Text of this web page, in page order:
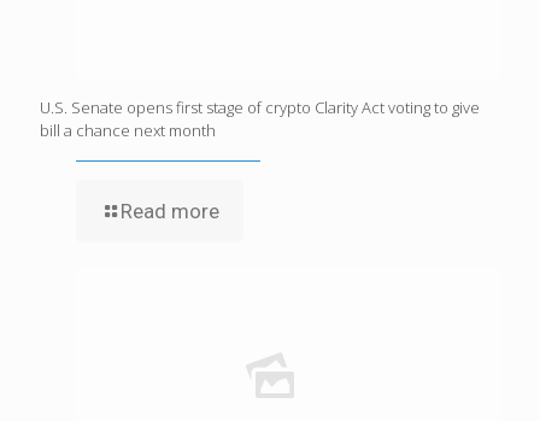
U.S. Senate opens first stage of crypto Clarity Act voting to give
bill a chance next month
Read more